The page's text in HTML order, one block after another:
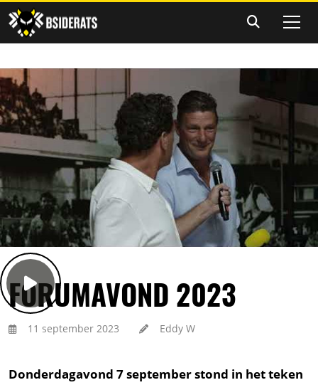
FORUMAVOND 2023
11 september 2023 Eddy W
Donderdagavond 7 september stond in het teken